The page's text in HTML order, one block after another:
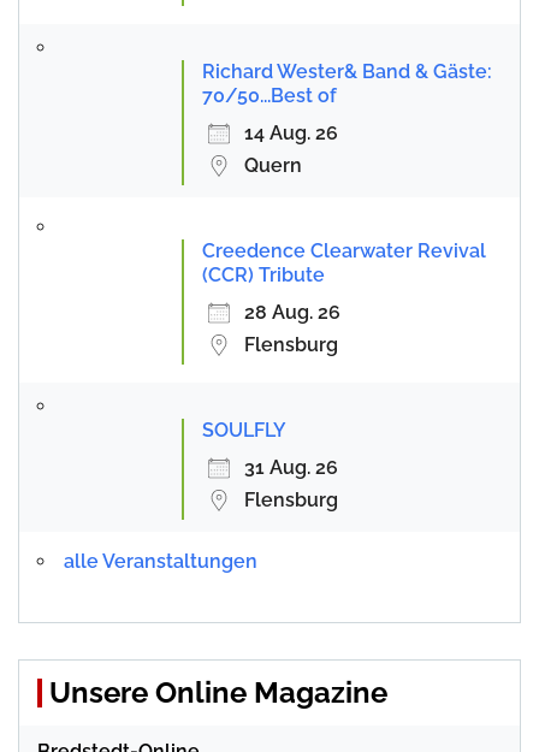
Richard Wester& Band & Gäste:
70/50...Best of
14 Aug. 26
Quern
Creedence Clearwater Revival
(CCR) Tribute
28 Aug. 26
Flensburg
SOULFLY
31 Aug. 26
Flensburg
alle Veranstaltungen
Unsere Online Magazine